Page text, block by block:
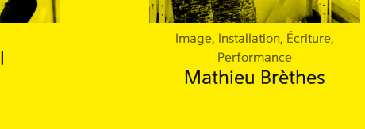
Image, Installation, Écriture,
Performance
Mathieu Brèthes